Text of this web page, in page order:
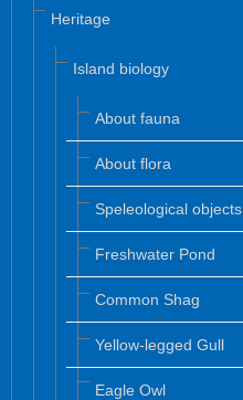
Heritage
Island biology
About fauna
About flora
Speleological objects
Freshwater Pond
Common Shag
Yellow-legged Gull
Eagle Owl